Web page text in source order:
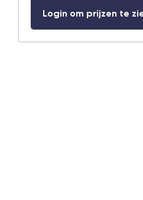
Login om prijzen te